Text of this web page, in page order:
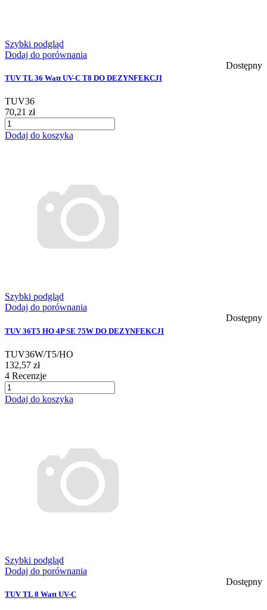
Szybki podgląd
Dodaj do porównania
Dostępny
TUV TL 36 Watt UV-C T8 DO DEZYNFEKCJI
TUV36
70,21 zł
Dodaj do koszyka
Szybki podgląd
Dodaj do porównania
Dostępny
TUV 36T5 HO 4P SE 75W DO DEZYNFEKCJI
TUV36W/T5/HO
132,57 zł
4 Recenzje
Dodaj do koszyka
Szybki podgląd
Dodaj do porównania
Dostępny
TUV TL 8 Watt UV-C